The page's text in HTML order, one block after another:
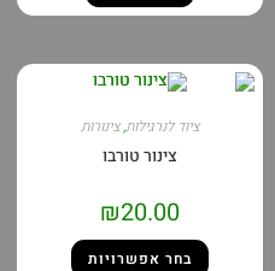
ציוד לנרגילות,צינורות
צינור טורבו
₪20.00
בחר אפשרויות